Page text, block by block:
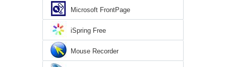
Microsoft FrontPage
iSpring Free
Mouse Recorder